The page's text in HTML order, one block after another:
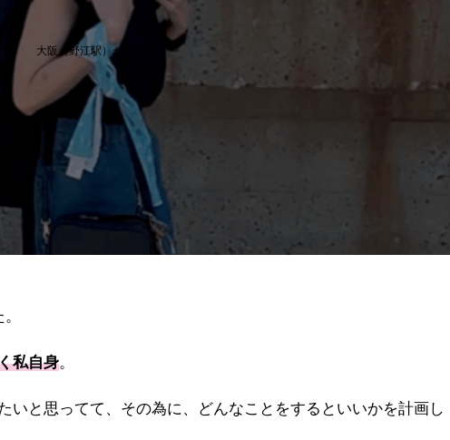
大阪（野江駅）から出発
私自身。
いと思ってて、その為に、どんなことをするといいかを計画し